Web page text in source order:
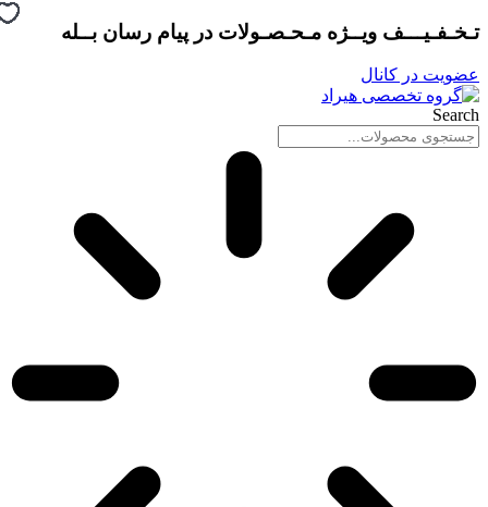
پرش
محتوا
تـخـفـیـــف ویــژه مـحـصـولات در پیام رسان بــله
عضویت در کانال
Search